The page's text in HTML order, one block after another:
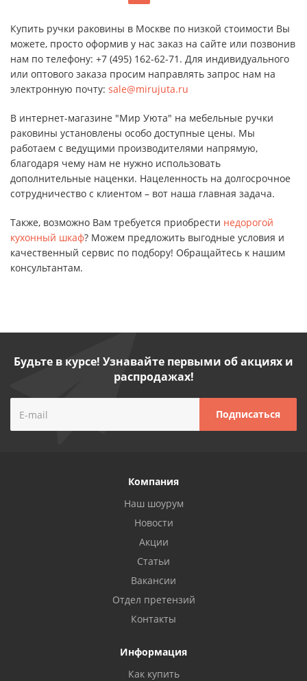
Купить ручки раковины в Москве по низкой стоимости Вы
можете, просто оформив у нас заказ на сайте или позвонив
нам по телефону: +7 (495) 162-62-71. Для индивидуального
или оптового заказа просим направлять запрос нам на
электронную почту: sale@mirujuta.ru
В интернет-магазине "Мир Уюта" на мебельные ручки
раковины установлены особо доступные цены. Мы
работаем с ведущими производителями напрямую,
благодаря чему нам не нужно использовать
дополнительные наценки. Нацеленность на долгосрочное
сотрудничество с клиентом – вот наша главная задача.
Также, возможно Вам требуется приобрести недорогой
кухонный шкаф? Можем предложить выгодные условия и
качественный сервис по подбору! Обращайтесь к нашим
консультантам.
Будьте в курсе! Узнавайте первыми об акциях и
распродажах!
Компания
Наш шоурум
Новости
Акции
Статьи
Вакансии
Отдел претензий
Контакты
Информация
Как купить